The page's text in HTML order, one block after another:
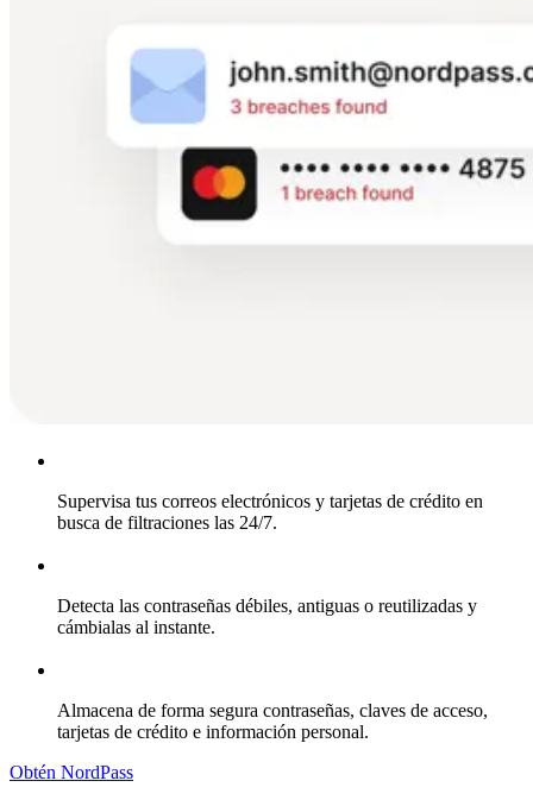
Supervisa tus correos electrónicos y tarjetas de crédito en
busca de filtraciones las 24/7.
Detecta las contraseñas débiles, antiguas o reutilizadas y
cámbialas al instante.
Almacena de forma segura contraseñas, claves de acceso,
tarjetas de crédito e información personal.
Obtén NordPass